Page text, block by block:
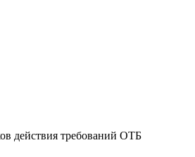
действия требований ОТБ